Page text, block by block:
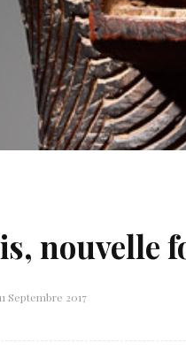
nouvelle
11 Septembre 2017